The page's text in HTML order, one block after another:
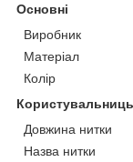
Основні
Виробник
Матеріал
Колір
Довжина нитки
Назва нитки